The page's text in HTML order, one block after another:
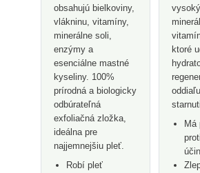
obsahujú bielkoviny,
vlákninu, vitamíny,
minerálne soli,
enzýmy a
esenciálne mastné
kyseliny. 100%
prírodná a biologicky
odbúrateľná
exfoliačná zložka,
ideálna pre
najjemnejšiu pleť.
Robí pleť
ktoré
Má